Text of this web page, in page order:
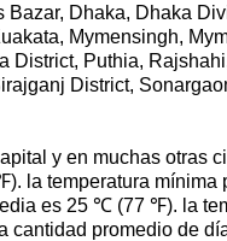
Dhaka, Dhaka
Mymensingh,
District, Puthia,
District,
y en muchas otras
la temperatura mínima
es 25 ℃ (77 ℉). la
promedio de